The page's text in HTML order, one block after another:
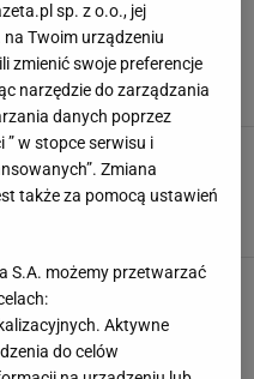
ciepłe dni. Łączę jogurt z
wychodzi nieziemsko
JOGURT
smaku. Ten
pochodzi z 1914 roku i
mazurek po angielsku.
brytyjskie ciasto
KUCHNIA ANGIELSKA
sp. z o.o., jej
Twoim urządzeniu
zmienić swoje preferencje
narzędzie do zarządzania
danych poprzez
w stopce serwisu i
Zmiana
także za pomocą ustawień
S.A. możemy przetwarzać
Aktywne
do celów